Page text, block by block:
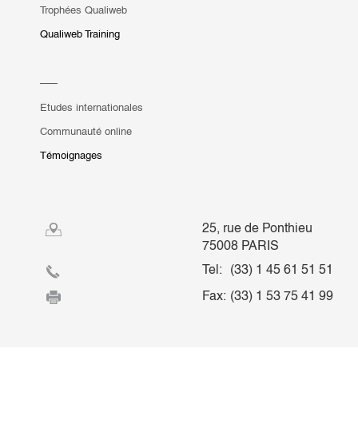
Trophées Qualiweb
Qualiweb Training
Etudes internationales
Communauté online
Témoignages
25, rue de Ponthieu
75008 PARIS
Tel:
(33) 1 45 61 51 51
Fax: (33) 1 53 75 41 99